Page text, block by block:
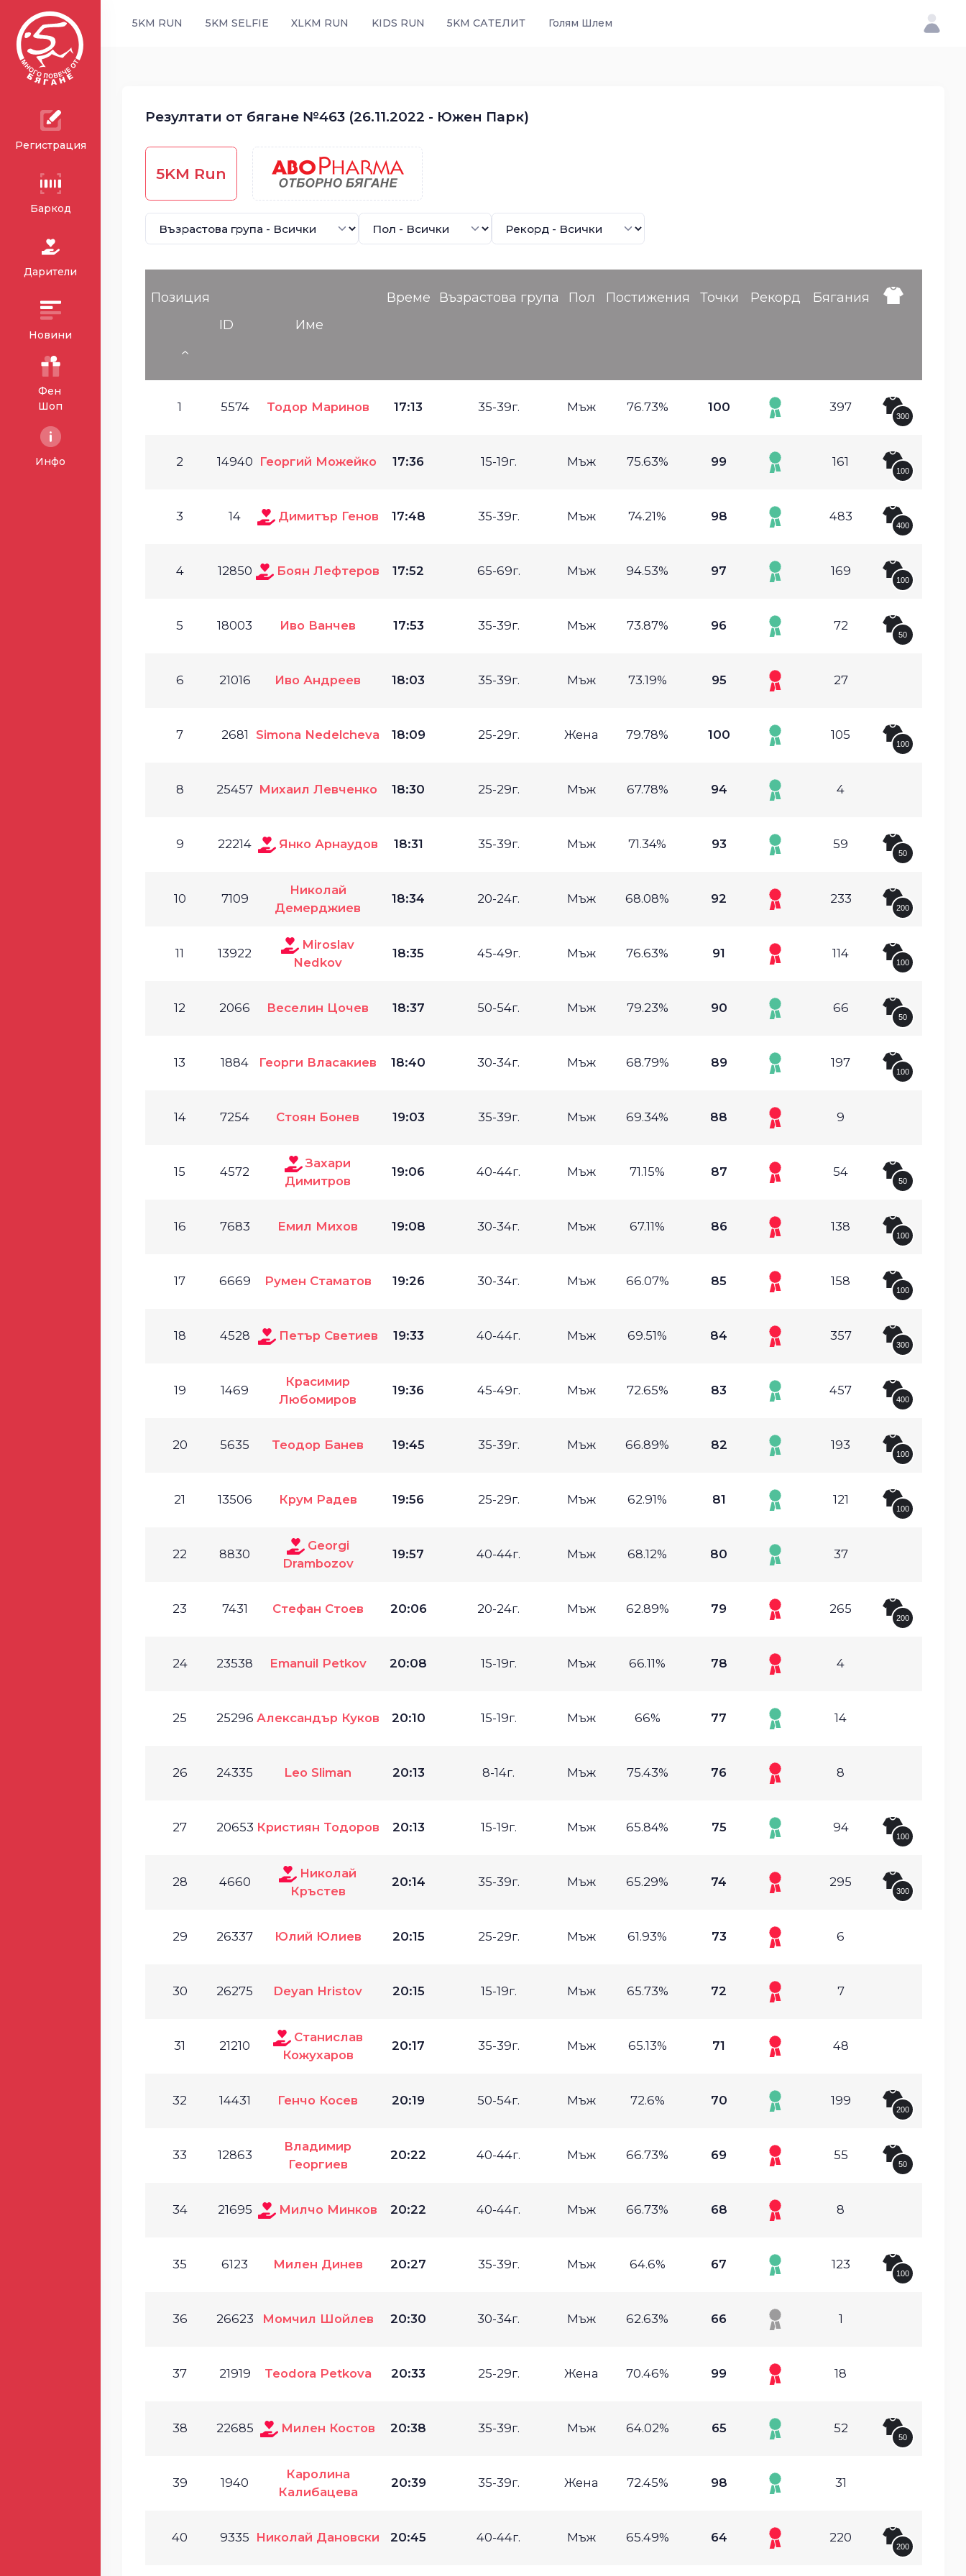
Регистрация
Баркод
Дарители
Новини
Фен
Шоп
Инфо
5KM RUN 5KM SELFIE XLKM RUN KIDS RUN 5KM САТЕЛИТ Голям Шлем
Резултати от бягане №463 (26.11.2022 - Южен Парк)
5KM Run
Позиция
ID
Име
Време Възрастова група Пол Постижения Точки Рекорд Бягания
1 5574 Тодор Маринов 17:13 35-39г. Мъж 76.73% 100 397
300
2 14940 Георгий Можейко 17:36 15-19г. Мъж 75.63% 99 161
100
3 14 Димитър Генов 17:48 35-39г. Мъж 74.21% 98 483
400
4 12850 Боян Лефтеров 17:52 65-69г. Мъж 94.53% 97 169
100
5 18003 Иво Ванчев 17:53 35-39г. Мъж 73.87% 96 72
50
6 21016 Иво Андреев 18:03 35-39г. Мъж 73.19% 95 27
7 2681 Simona Nedelcheva 18:09 25-29г. Жена 79.78% 100 105
100
8 25457 Михаил Левченко 18:30 25-29г. Мъж 67.78% 94 4
9 22214 Янко Арнаудов 18:31 35-39г. Мъж 71.34% 93 59
50
10 7109
Николай
Демерджиев
18:34 20-24г. Мъж 68.08% 92 233
200
11 13922
Miroslav
Nedkov
18:35 45-49г. Мъж 76.63% 91 114
100
12 2066 Веселин Цочев 18:37 50-54г. Мъж 79.23% 90 66
50
13 1884 Георги Власакиев 18:40 30-34г. Мъж 68.79% 89 197
100
14 7254 Стоян Бонев 19:03 35-39г. Мъж 69.34% 88 9
15 4572
Захари
Димитров
19:06 40-44г. Мъж 71.15% 87 54
50
16 7683 Емил Михов 19:08 30-34г. Мъж 67.11% 86 138
100
17 6669 Румен Стаматов 19:26 30-34г. Мъж 66.07% 85 158
100
18 4528 Петър Светиев 19:33 40-44г. Мъж 69.51% 84 357
300
19 1469
Красимир
Любомиров
19:36 45-49г. Мъж 72.65% 83 457
400
20 5635 Теодор Банев 19:45 35-39г. Мъж 66.89% 82 193
100
21 13506 Крум Радев 19:56 25-29г. Мъж 62.91% 81 121
100
22 8830
Georgi
Drambozov
19:57 40-44г. Мъж 68.12% 80 37
23 7431 Стефан Стоев 20:06 20-24г. Мъж 62.89% 79 265
200
24 23538 Emanuil Petkov 20:08 15-19г. Мъж 66.11% 78 4
25 25296 Александър Куков 20:10 15-19г. Мъж 66% 77 14
26 24335 Leo Sliman 20:13 8-14г. Мъж 75.43% 76 8
27 20653 Кристиян Тодоров 20:13 15-19г. Мъж 65.84% 75 94
100
28 4660
Николай
Кръстев
20:14 35-39г. Мъж 65.29% 74 295
300
29 26337 Юлий Юлиев 20:15 25-29г. Мъж 61.93% 73 6
30 26275 Deyan Hristov 20:15 15-19г. Мъж 65.73% 72 7
31 21210
Станислав
Кожухаров
20:17 35-39г. Мъж 65.13% 71 48
32 14431 Генчо Косев 20:19 50-54г. Мъж 72.6% 70 199
200
33 12863
Владимир
Георгиев
20:22 40-44г. Мъж 66.73% 69 55
50
34 21695 Милчо Минков 20:22 40-44г. Мъж 66.73% 68 8
35 6123 Милен Динев 20:27 35-39г. Мъж 64.6% 67 123
100
36 26623 Момчил Шойлев 20:30 30-34г. Мъж 62.63% 66 1
37 21919 Teodora Petkova 20:33 25-29г. Жена 70.46% 99 18
38 22685 Милен Костов 20:38 35-39г. Мъж 64.02% 65 52
50
39 1940
Каролина
Калибацева
20:39 35-39г. Жена 72.45% 98 31
40 9335 Николай Дановски 20:45 40-44г. Мъж 65.49% 64 220
200